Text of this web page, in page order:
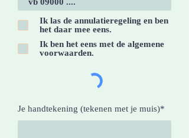
Ik las de annulatieregeling en ben
het daar mee eens.
Ik ben het eens met de algemene
voorwaarden.
Je handtekening (tekenen met je muis)